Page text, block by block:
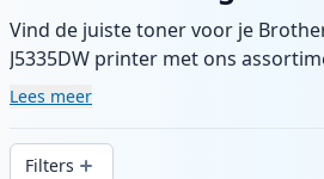
Vind de juiste toner voor je
J5335DW printer met ons
compatibele en high-yield
snelle levering vanuit lokale
Lees meer
Filters